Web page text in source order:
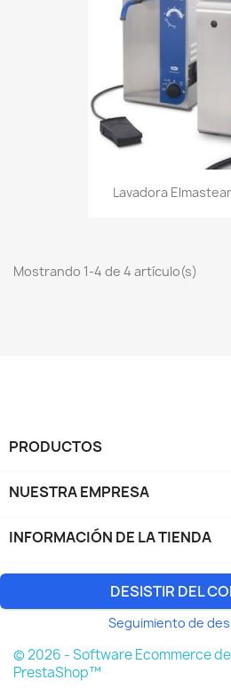
Lavadora
Mostrando 1-4 de 4 artículo(s)
PRODUCTOS
NUESTRA EMPRESA
INFORMACIÓN DE LA TIENDA
DESISTIR DEL
Seguimiento de
© 2026 - Software Ecommerce
PrestaShop™